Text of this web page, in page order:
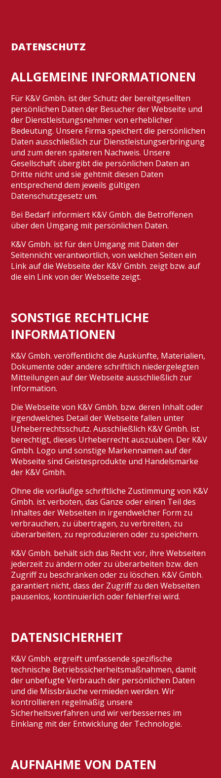
DATENSCHUTZ
ALLGEMEINE INFORMATIONEN
Für K&V Gmbh. ist der Schutz der bereitgesellten
persönlichen Daten der Besucher der Webseite und
der Dienstleistungsnehmer von erheblicher
Bedeutung. Unsere Firma speichert die persönlichen
Daten ausschließlich zur Dienstleistungserbringung
und zum deren späteren Nachweis. Unsere
Gesellschaft übergibt die persönlichen Daten an
Dritte nicht und sie gehtmit diesen Daten
entsprechend dem jeweils gültigen
Datenschutzgesetz um.
Bei Bedarf informiert K&V Gmbh. die Betroffenen
über den Umgang mit persönlichen Daten.
K&V Gmbh. ist für den Umgang mit Daten der
Seitennicht verantwortlich, von welchen Seiten ein
Link auf die Webseite der K&V Gmbh. zeigt bzw. auf
die ein Link von der Webseite zeigt.
SONSTIGE RECHTLICHE
INFORMATIONEN
K&V Gmbh. veröffentlicht die Auskünfte, Materialien,
Dokumente oder andere schriftlich niedergelegten
Mitteilungen auf der Webseite ausschließlich zur
Information.
Die Webseite von K&V Gmbh. bzw. deren Inhalt oder
irgendwelches Detail der Webseite fallen unter
Urheberrechtsschutz. Ausschließlich K&V Gmbh. ist
berechtigt, dieses Urheberrecht auszuüben. Der K&V
Gmbh. Logo und sonstige Markennamen auf der
Webseite sind Geistesprodukte und Handelsmarke
der K&V Gmbh.
Ohne die vorläufige schriftliche Zustimmung von K&V
Gmbh. ist verboten, das Ganze oder einen Teil des
Inhaltes der Webseiten in irgendwelcher Form zu
verbrauchen, zu übertragen, zu verbreiten, zu
überarbeiten, zu reproduzieren oder zu speichern.
K&V Gmbh. behält sich das Recht vor, ihre Webseiten
jederzeit zu ändern oder zu überarbeiten bzw. den
Zugriff zu beschränken oder zu löschen. K&V Gmbh.
garantiert nicht, dass der Zugriff zu den Webseiten
pausenlos, kontinuierlich oder fehlerfrei wird.
DATENSICHERHEIT
K&V Gmbh. ergreift umfassende spezifische
technische Betriebssicherheitsmaßnahmen, damit
der unbefugte Verbrauch der persönlichen Daten
und die Missbräuche vermieden werden. Wir
kontrollieren regelmäßig unsere
Sicherheitsverfahren und wir verbessernes im
Einklang mit der Entwicklung der Technologie.
AUFNAHME VON DATEN